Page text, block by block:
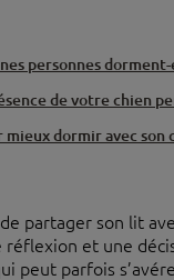
mieux dormir avec son
partager son lit
réflexion et une
peut parfois